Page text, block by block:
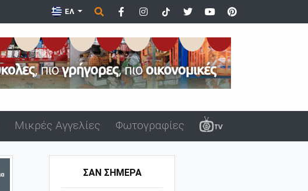
για ναρκωτικά στο λιμάνι της Αλεξανδρούπολης μ...
ΕΛ
Μικρές Αγγελίες Φωτογραφίες
ΣΑΝ ΣΗΜΕΡΑ